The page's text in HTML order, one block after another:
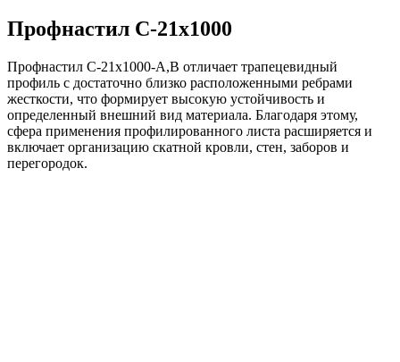
Профнастил С-21х1000
Профнастил С-21х1000-A,B отличает трапецевидный
профиль с достаточно близко расположенными ребрами
жесткости, что формирует высокую устойчивость и
определенный внешний вид материала. Благодаря этому,
сфера применения профилированного листа расширяется и
включает организацию скатной кровли, стен, заборов и
перегородок.